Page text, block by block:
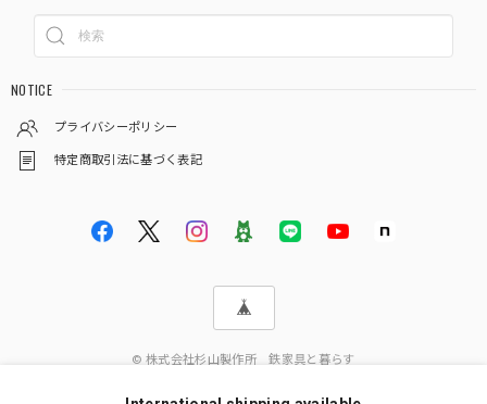
NOTICE
プライバシーポリシー
特定商取引法に基づく表記
© 株式会社杉山製作所 鉄家具と暮らす